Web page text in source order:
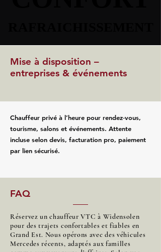
Mise à disposition –
entreprises & événements
Chauffeur privé à l’heure pour rendez‑vous,
tourisme, salons et événements. Attente
incluse selon devis, facturation pro, paiement
par lien sécurisé.
FAQ
Réservez un chauffeur VTC à Widensolen
pour des trajets confortables et fiables en
Grand Est. Nous opérons avec des véhicules
Mercedes récents, adaptés aux familles